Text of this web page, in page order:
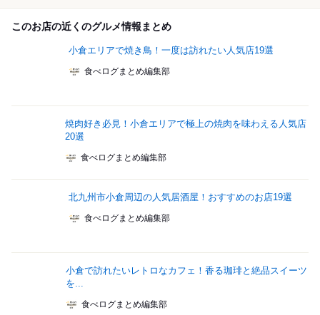
このお店の近くのグルメ情報まとめ
小倉エリアで焼き鳥！一度は訪れたい人気店19選
食べログまとめ編集部
焼肉好き必見！小倉エリアで極上の焼肉を味わえる人気店
20選
食べログまとめ編集部
北九州市小倉周辺の人気居酒屋！おすすめのお店19選
食べログまとめ編集部
小倉で訪れたいレトロなカフェ！香る珈琲と絶品スイーツ
を...
食べログまとめ編集部